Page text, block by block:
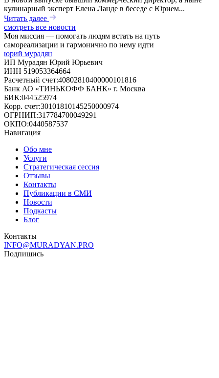
кулинарный эксперт Елена Ланде в беседе с Юрием...
Читать далее
смотреть все новости
Моя миссия — помогать людям встать на путь
самореализации и гармонично по нему идти
юрий мурадян
ИП Мурадян Юрий Юрьевич
ИНН 519053364664
Расчетный счет:40802810400000101816
Банк АО «ТИНЬКОФФ БАНК» г. Москва
БИК:044525974
Корр. счет:30101810145250000974
ОГРНИП:317784700049291
ОКПО:0440587537
Навигация
Обо мне
Услуги
Стратегическая сессия
Отзывы
Контакты
Публикации в СМИ
Новости
Подкасты
Блог
Контакты
INFO@MURADYAN.PRO
Подпишись